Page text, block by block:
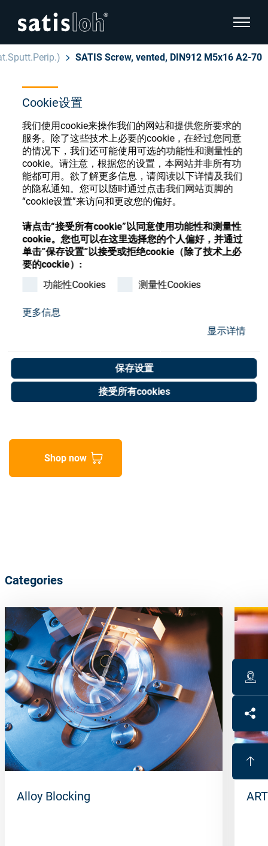
Cookie设置
我们使用cookie来操作我们的网站和提供您所要求的
服务。除了这些技术上必要的cookie，在经过您同意
的情况下，我们还可能使用可选的功能性和测量性的
cookie。请注意，根据您的设置，本网站并非所有功
能都可用。欲了解更多信息，请阅读以下详情及我们
的隐私通知。您可以随时通过点击我们网站页脚的
“cookie设置”来访问和更改您的偏好。
请点击“接受所有cookie”以同意使用功能性和测量性
cookie。您也可以在这里选择您的个人偏好，并通过
单击”保存设置”以接受或拒绝cookie（除了技术上必
要的cockie）:
功能性Cookies
测量性Cookies
更多信息
显示详情
保存设置
接受所有cookies
显示页
汉语
眼镜光学
精密光学
我们是谁
加入我们
隐藏页面导航
English
Deutsch
Español
Français
SATIS Screw, vented, DIN912 M5x16 A2-70
眼镜光学耗材商店
注册或登录以访问您的帐户，并了解我们的各
种眼镜光学耗材
注册 登录
DIN912 M5x16 A2-70
Art. No. 05052017
Unit of measure : Piece
Shop now
Categories
Alloy Blocking